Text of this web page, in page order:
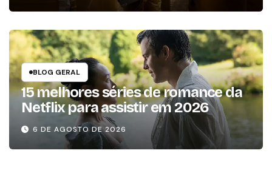
BLOG GERAL
15 melhores séries de romance da
Netflix para assistir em 2026
6 DE AGOSTO DE 2026